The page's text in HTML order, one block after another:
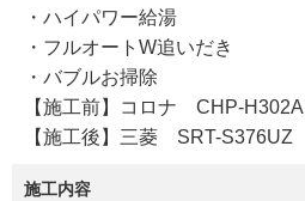
・ハイパワー給湯
・フルオートW追いだき
・バブルお掃除
【施工前】コロナ CHP-H302A
【施工後】三菱 SRT-S376UZ
施工内容